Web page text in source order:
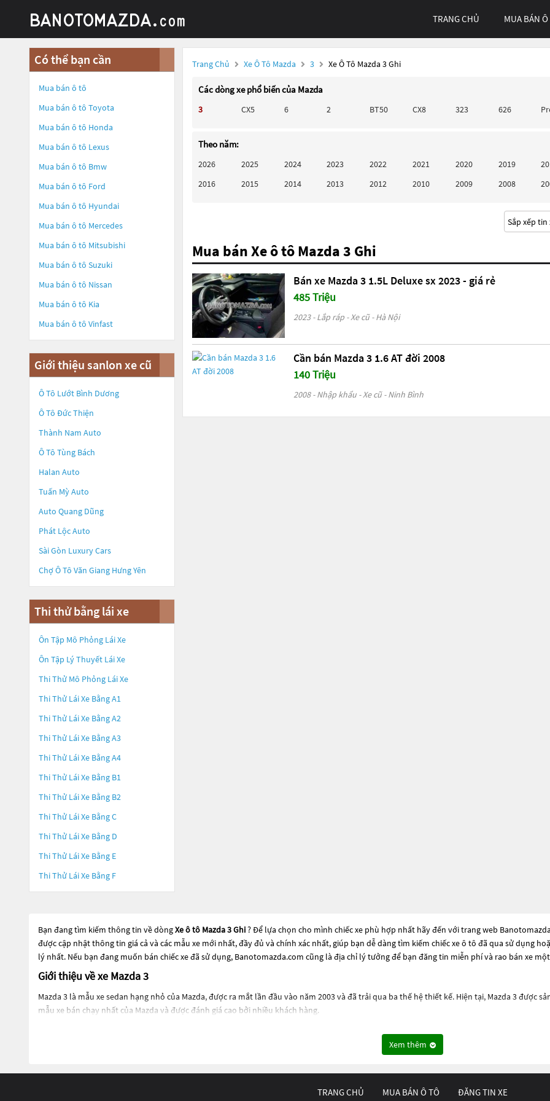
TRANG CHỦ MUA BÁN
Có thể bạn cần
Mua bán ô tô
Mua bán ô tô Toyota
Mua bán ô tô Honda
Mua bán ô tô Lexus
Mua bán ô tô Bmw
Mua bán ô tô Ford
Mua bán ô tô Hyundai
Mua bán ô tô Mercedes
Mua bán ô tô Mitsubishi
Mua bán ô tô Suzuki
Mua bán ô tô Nissan
Mua bán ô tô Kia
Mua bán ô tô Vinfast
Giới thiệu sanlon xe cũ
Ô Tô Lướt Bình Dương
Ô Tô Đức Thiện
Thành Nam Auto
Ô Tô Tùng Bách
Halan Auto
Tuấn Mỳ Auto
Auto Quang Dũng
Phát Lộc Auto
Sài Gòn Luxury Cars
Chợ Ô Tô Văn Giang Hưng Yên
Thi thử bằng lái xe
Ôn Tập Mô Phỏng Lái Xe
Ôn Tập Lý Thuyết Lái Xe
Thi Thử Mô Phỏng Lái Xe
Thi Thử Lái Xe Bằng A1
Thi Thử Lái Xe Bằng A2
Thi Thử Lái Xe Bằng A3
Thi Thử Lái Xe Bằng A4
Thi Thử Lái Xe Bằng B1
Thi Thử Lái Xe Bằng B2
Thi Thử Lái Xe Bằng C
Thi Thử Lái Xe Bằng D
Thi Thử Lái Xe Bằng E
Thi Thử Lái Xe Bằng F
Trang Chủ Xe Ô Tô Mazda 3 Xe Ô Tô Mazda 3 Ghi
Các dòng xe phổ biến của Mazda
3 CX5 6 2 BT50 CX8 323 626
Theo năm:
2026 2025 2024 2023 2022 2021 2020 2019
2016
2015 2014 2013 2012 2010 2009 2008
Mua bán Xe ô tô Mazda 3 Ghi
Bán xe Mazda 3 1.5L Deluxe sx 2023 - giá rẻ
485 Triệu
2023 - Lắp ráp - Xe cũ - Hà Nội
Cần bán Mazda 3 1.6 AT đời 2008
140 Triệu
2008 - Nhập khẩu - Xe cũ - Ninh Bình
Bạn đang tìm kiếm thông tin về dòngXe ô tô Mazda 3 Ghi? Để lựa chọn cho mình chiếc xe phù hợp nhất hãy đến với trang web
được cập nhật thông tin giá cả và các mẫu xe mới nhất, đầy đủ và chính xác nhất, giúp bạn dễ dàng tìm kiếm chiếc xe ô tô đã qua sử dụng
lý nhất. Nếu bạn đang muốn bán chiếc xe đã sử dụng, Banotomazda.com cũng là địa chỉ lý tưởng để bạn đăng tin miễn phí và rao bán xe
Giới thiệu về xe Mazda 3
Mazda 3 là mẫu xe sedan hạng nhỏ của Mazda, được ra mắt lần đầu vào năm 2003 và đã trải qua ba thế hệ thiết kế. Hiện tại, Mazda 3 được
mẫu xe bán chạy nhất của Mazda và được đánh giá cao bởi nhiều khách hàng.
Xem thêm
TRANG CHỦ MUA BÁN Ô TÔ ĐĂNG TIN XE